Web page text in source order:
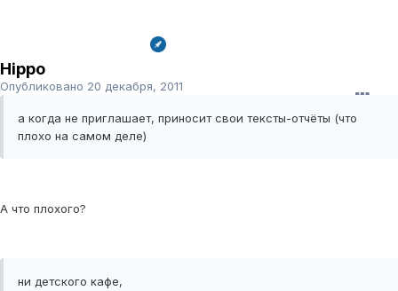
Hippo
Опубликовано 20 декабря, 2011
а когда не приглашает, приносит свои тексты-отчёты (что
плохо на самом деле)
А что плохого?
ни детского кафе,